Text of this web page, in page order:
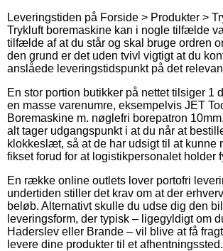
Leveringstiden på Forside > Produkter >
Trykluft boremaskine kan i nogle tilfælde
tilfælde af at du står og skal bruge ordren
den grund er det uden tvivl vigtigt at du
anslåede leveringstidspunkt på det
En stor portion butikker på nettet tilsiger 1
en masse varenumre, eksempelvis JET
Boremaskine m. nøglefri borepatron
alt tager udgangspunkt i at du når at
klokkeslæt, så at de har udsigt til at kunne
fikset forud for at logistikpersonalet holder
En række online outlets lover portofri
undertiden stiller det krav om at der
beløb. Alternativt skulle du udse dig den
leveringsform, der typisk – ligegyldigt om
Haderslev eller Brande – vil blive at få
levere dine produkter til et afhentningssted.